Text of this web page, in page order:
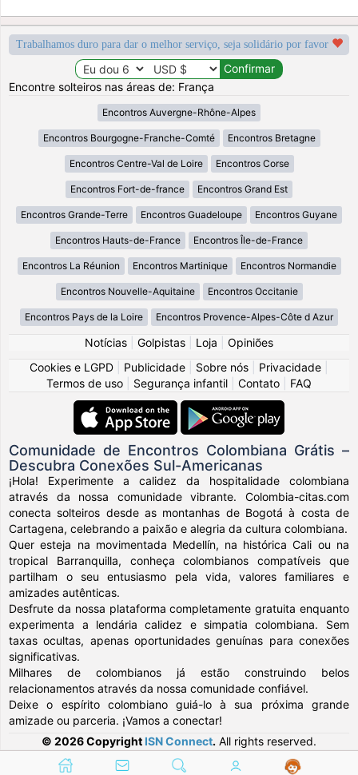
Trabalhamos duro para dar o melhor serviço, seja solidário por favor
Encontre solteiros nas áreas de: França
Encontros Auvergne-Rhône-Alpes
Encontros Bourgogne-Franche-Comté Encontros Bretagne
Encontros Centre-Val de Loire Encontros Corse
Encontros Fort-de-france Encontros Grand Est
Encontros Grande-Terre Encontros Guadeloupe Encontros Guyane
Encontros Hauts-de-France Encontros Île-de-France
Encontros La Réunion Encontros Martinique Encontros Normandie
Encontros Nouvelle-Aquitaine Encontros Occitanie
Encontros Pays de la Loire Encontros Provence-Alpes-Côte d Azur
Notícias Golpistas Loja
Opiniões
Cookies e LGPD
Publicidade Sobre nós Privacidade
Termos de uso
Segurança infantil Contato FAQ
Comunidade de Encontros Colombiana Grátis –
Descubra Conexões Sul-Americanas
¡Hola! Experimente a calidez da hospitalidade colombiana
através da nossa comunidade vibrante. Colombia-citas.com
conecta solteiros desde as montanhas de Bogotá à costa de
Cartagena, celebrando a paixão e alegria da cultura colombiana.
Quer esteja na movimentada Medellín, na histórica Cali ou na
tropical Barranquilla, conheça colombianos compatíveis que
partilham o seu entusiasmo pela vida, valores familiares e
amizades autênticas.
Desfrute da nossa plataforma completamente gratuita enquanto
experimenta a lendária calidez e simpatia colombiana. Sem
taxas ocultas, apenas oportunidades genuínas para conexões
significativas.
Milhares de colombianos já estão construindo belos
relacionamentos através da nossa comunidade confiável.
Deixe o espírito colombiano guiá-lo à sua próxima grande
amizade ou parceria. ¡Vamos a conectar!
© 2026 Copyright ISN Connect. All rights reserved.